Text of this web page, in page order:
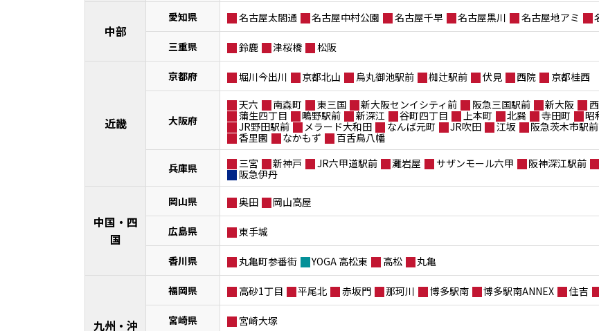
中部
愛知県 名古屋太閤通 名古屋中村公園 名古屋千早 名古屋黒川 名古屋地アミ
三重県 鈴鹿 津桜橋 松阪
近畿
京都府 堀川今出川 京都北山 烏丸御池駅前 椥辻駅前 伏見 西院 京都桂西
大阪府
天六 南森町 東三国 新大阪センイシティ前 阪急三国駅前 新大阪
蒲生四丁目
鴫野駅前 新深江 谷町四丁目 上本町 北巽 寺田町 昭
JR野田駅前
メラード大和田 なんば元町 JR吹田 江坂 阪急茨木市駅前
香里園
なかもず 百舌鳥八幡
兵庫県 三宮 新神戸 JR六甲道駅前 灘岩屋 サザンモール六甲 阪神深江駅前
阪急伊丹
中国・四
国
岡山県 奥田 岡山高屋
広島県 東手城
香川県 丸亀町参番街 YOGA 高松東 高松 丸亀
九州・沖
福岡県 高砂1丁目 平尾北 赤坂門 那珂川 博多駅南 博多駅南ANNEX 住吉
宮崎県 宮崎大塚